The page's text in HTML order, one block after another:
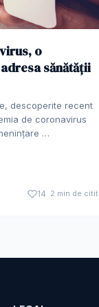
o
sănătății
descoperite recent
de coronavirus
…
14 2 min de citit